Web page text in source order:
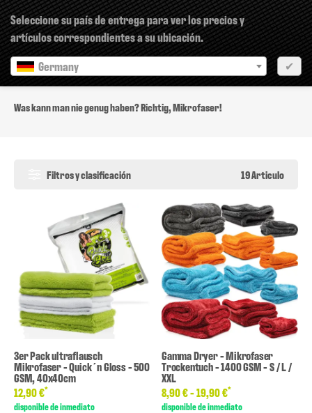
Seleccione su país de entrega para ver los precios y
artículos correspondientes a su ubicación.
Germany
✔
Microfibers
Was kann man nie genug haben? Richtig, Mikrofaser!
Filtros y clasificación 19 Articulo
3er Pack ultraflausch
Mikrofaser - Quick´n Gloss - 500
GSM, 40x40cm
12,90 €*
disponible de inmediato
Gamma Dryer - Mikrofaser
Trockentuch - 1400 GSM - S / L /
XXL
8,90 € -19,90 €*
disponible de inmediato